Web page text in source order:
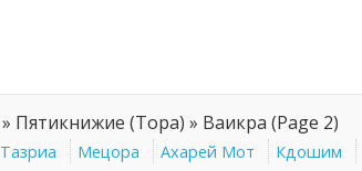
» Пятикнижие (Тора) » Ваикра (Page 2)
Тазриа Мецора Ахарей Мот Кдошим